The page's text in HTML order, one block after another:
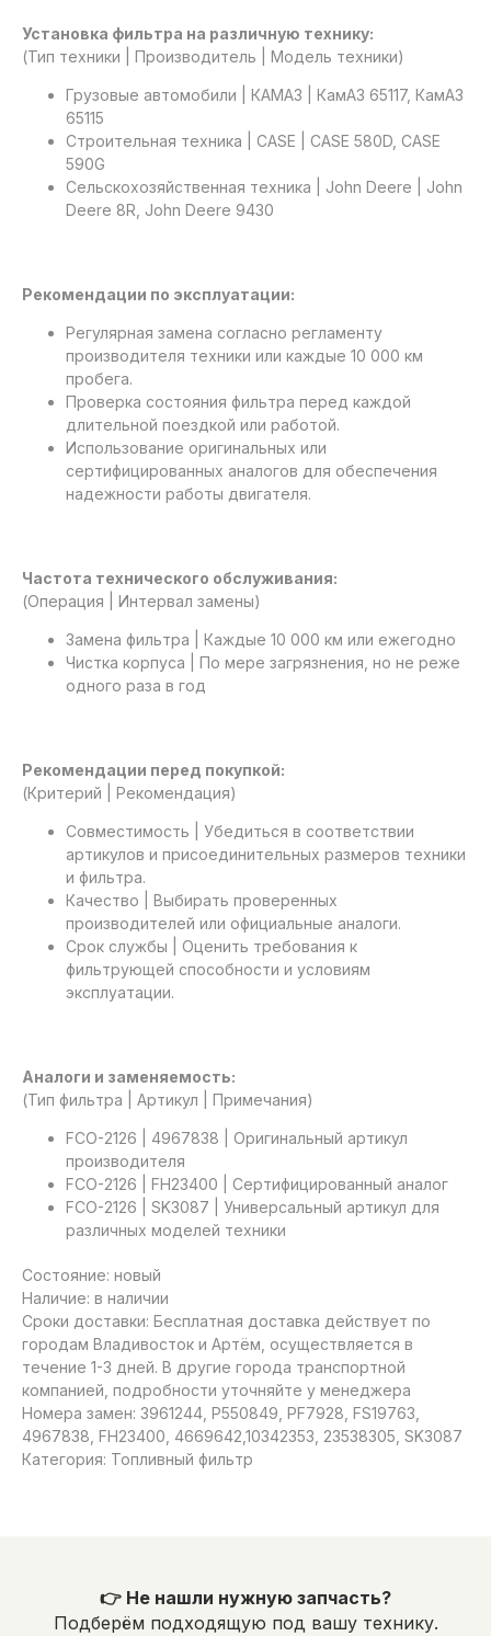
Установка фильтра на различную технику:
(Тип техники | Производитель | Модель техники)
Грузовые автомобили | КАМАЗ | КамАЗ 65117, КамАЗ
65115
Строительная техника | CASE | CASE 580D, CASE
590G
Сельскохозяйственная техника | John Deere | John
Deere 8R, John Deere 9430
Рекомендации по эксплуатации:
Регулярная замена согласно регламенту
производителя техники или каждые 10 000 км
пробега.
Проверка состояния фильтра перед каждой
длительной поездкой или работой.
Использование оригинальных или
сертифицированных аналогов для обеспечения
надежности работы двигателя.
Частота технического обслуживания:
(Операция | Интервал замены)
Замена фильтра | Каждые 10 000 км или ежегодно
Чистка корпуса | По мере загрязнения, но не реже
одного раза в год
Рекомендации перед покупкой:
(Критерий | Рекомендация)
Совместимость | Убедиться в соответствии
артикулов и присоединительных размеров техники
и фильтра.
Качество | Выбирать проверенных
производителей или официальные аналоги.
Срок службы | Оценить требования к
фильтрующей способности и условиям
эксплуатации.
Аналоги и заменяемость:
(Тип фильтра | Артикул | Примечания)
FCO-2126 | 4967838 | Оригинальный артикул
производителя
FCO-2126 | FH23400 | Сертифицированный аналог
FCO-2126 | SK3087 | Универсальный артикул для
различных моделей техники
Состояние: новый
Наличие: в наличии
Сроки доставки: Бесплатная доставка действует по
городам Владивосток и Артём, осуществляется в
течение 1-3 дней. В другие города транспортной
компанией, подробности уточняйте у менеджера
Номера замен: 3961244, P550849, PF7928, FS19763,
4967838, FH23400, 4669642,10342353, 23538305, SK3087
Категория: Топливный фильтр
👉 Не нашли нужную запчасть?
Подберём подходящую под вашу технику.